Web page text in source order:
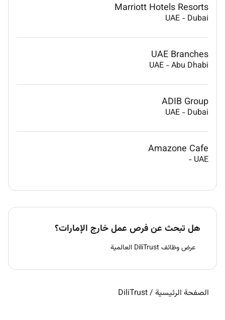
Marriott Hotels Resorts
UAE - Dubai
UAE Branches
UAE -Abu Dhabi
ADIB Group
UAE - Dubai
Amazone Cafe
UAE
-
هل تبحث عن فرص عمل خارج الإمارات؟
عرض وظائف DiliTrust العالمية
الصفحة الرئيسية /
DiliTrust